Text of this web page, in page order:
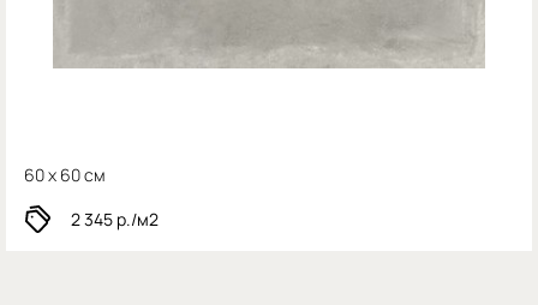
60 x 60 см
2 345 р./м2